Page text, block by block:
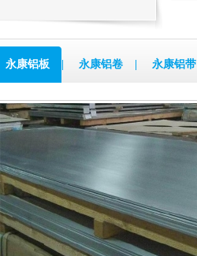
永康铝板 永康铝卷 永康铝带